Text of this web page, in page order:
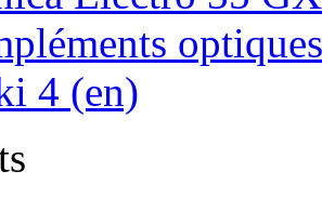
optiques
4 (en)